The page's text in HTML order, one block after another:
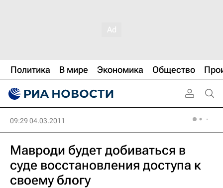
Политика В мире Экономика Общество
09:29 04.03.2011
Мавроди будет добиваться в
суде восстановления доступа к
своему блогу